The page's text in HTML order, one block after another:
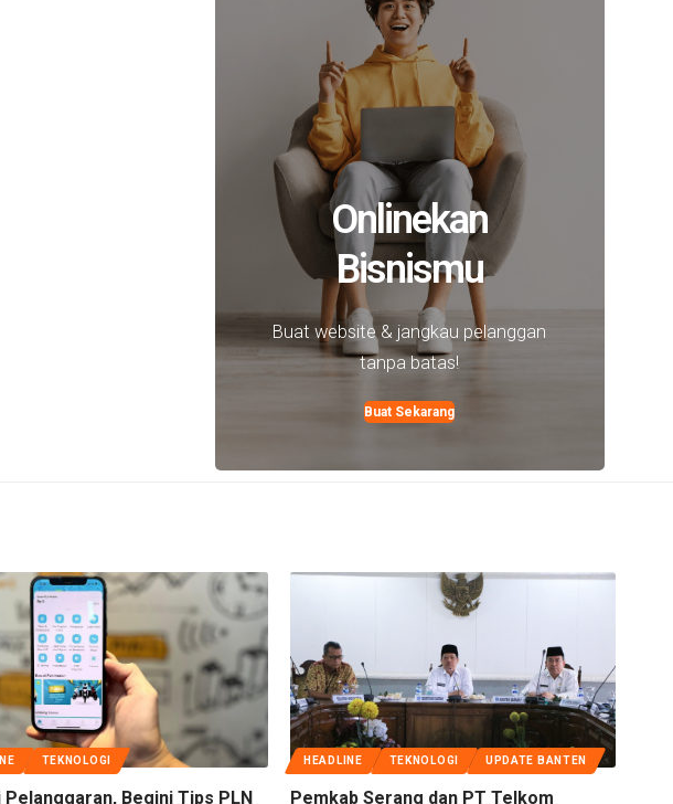
Onlinekan
Bisnismu
Buat website & jangkau pelanggan
tanpa batas!
Buat Sekarang
TEKNOLOGI
Pelanggaran, Begini Tips PLN
HEADLINE TEKNOLOGI UPDATE BANTEN
Pemkab Serang dan PT Telkom